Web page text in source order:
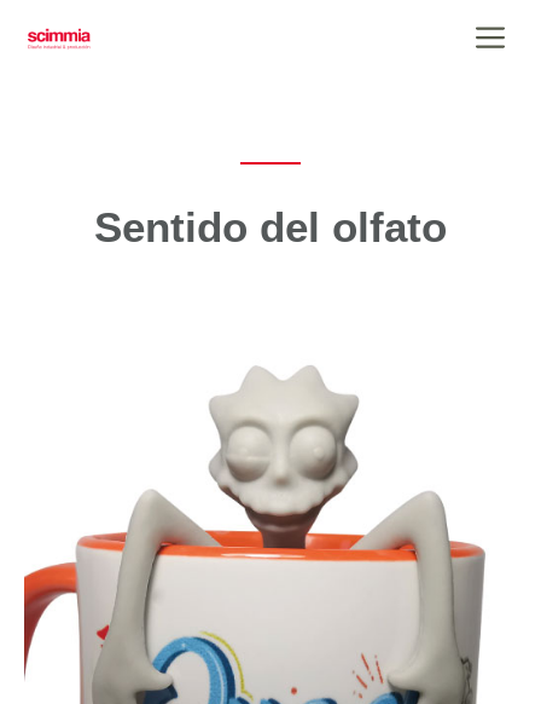
Sentido del olfato